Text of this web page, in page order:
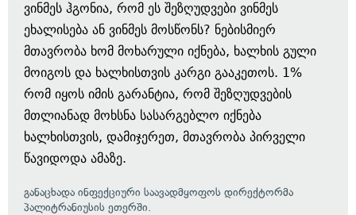
ვინმეს ჰგონია, რომ ეს შეზღუდვები ვინმეს
ეხალისება ან ვინმეს მოსწონს? ნებისმიერ
მთავრობა ხომ მოხარული იქნება, ხალხის გული
მოიგოს და ხალხისთვის კარგი გააკეთოს. 1%
რომ იყოს იმის გარანტია, რომ შეზღუდვების
მთლიანად მოხსნა სასარგებლო იქნება
ხალხისთვის, დამიჯერეთ, მთავრობა პირველი
წავიდოდა ამაზე.
განაცხადა ინფექციური საავადმყოფოს დირექტორმა
პალიტრანიუსის ეთერში.